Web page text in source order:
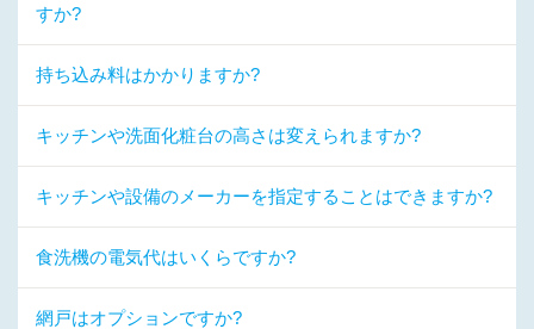
すか?
持ち込み料はかかりますか?
キッチンや洗面化粧台の高さは変えられますか?
キッチンや設備のメーカーを指定することはできますか?
食洗機の電気代はいくらですか?
網戸はオプションですか?